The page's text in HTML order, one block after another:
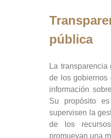
pública
La
de los gobiernos
información
Su propósito
supervisen la
de los
promuevan una